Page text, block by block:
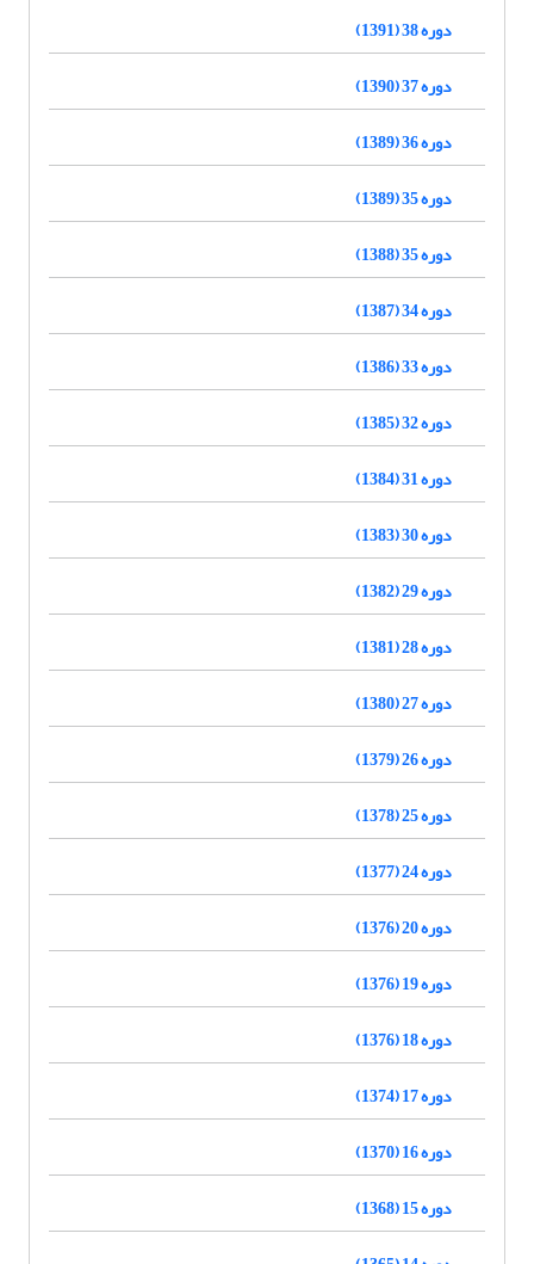
دوره 38 (1391)
دوره 37 (1390)
دوره 36 (1389)
دوره 35 (1389)
دوره 35 (1388)
دوره 34 (1387)
دوره 33 (1386)
دوره 32 (1385)
دوره 31 (1384)
دوره 30 (1383)
دوره 29 (1382)
دوره 28 (1381)
دوره 27 (1380)
دوره 26 (1379)
دوره 25 (1378)
دوره 24 (1377)
دوره 20 (1376)
دوره 19 (1376)
دوره 18 (1376)
دوره 17 (1374)
دوره 16 (1370)
دوره 15 (1368)